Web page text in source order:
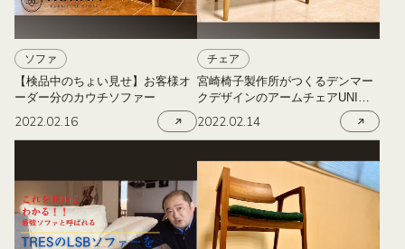
ソファ
【検品中のちょい見せ】お客様オ
ーダー分のカウチソファー
2022.02.16
チェア
宮崎椅子製作所がつくるデンマー
クデザインのアームチェアUNI
MASTER
2022.02.14